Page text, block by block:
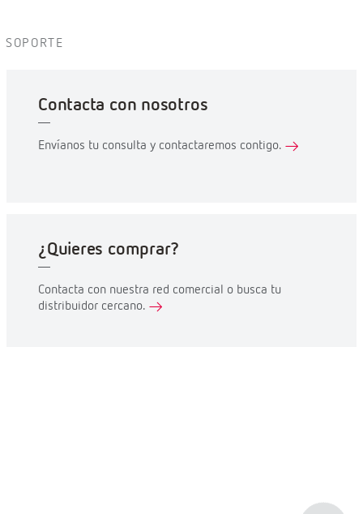
SOPORTE
Contacta con nosotros
Envíanos tu consulta y contactaremos contigo.
¿Quieres comprar?
Contacta con nuestra red comercial o busca tu
distribuidor cercano.